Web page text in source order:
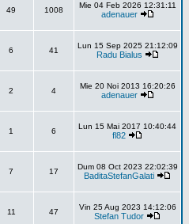
49 1008
Mie 04 Feb 2026 12:31:11
adenauer
6 41
Lun 15 Sep 2025 21:12:09
Radu Bialus
2 4
Mie 20 Noi 2013 16:20:26
adenauer
1 6
Lun 15 Mai 2017 10:40:44
fl82
7 17
Dum 08 Oct 2023 22:02:39
BaditaStefanGalati
11 47
Vin 25 Aug 2023 14:12:06
Stefan Tudor